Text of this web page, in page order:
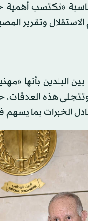
«تكتسب أهمية
وتقرير
البلدين بأنها
هذه
الخبرات بما يسهم